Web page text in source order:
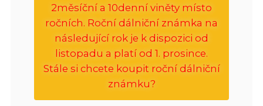
2měsíční a 10denní viněty místo
ročních. Roční dálniční známka na
následující rok je k dispozici od
listopadu a platí od 1. prosince.
Stále si chcete koupit roční dálniční
známku?